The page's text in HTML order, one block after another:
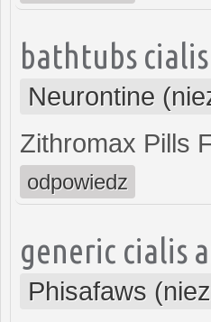
bathtubs cialis
Neurontine
Zithromax Pills
odpowiedz
generic cialis
Phisafaws